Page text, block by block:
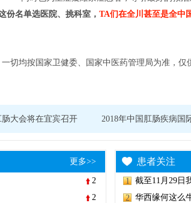
份名单选医院、挑科室， TA们在全川甚至是全中
切均按国家卫健委、国家中医药管理局为准，仅
肠大会将在宜宾召开 2018年中国肛肠疾病国
更多>>
2
2
患者关注
1 截至11月29日
2
华西缘何这么